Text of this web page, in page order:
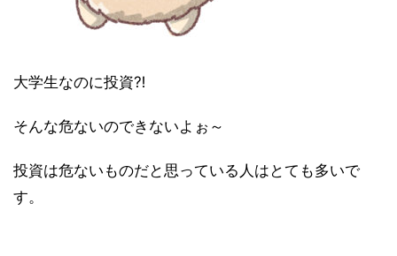
大学生なのに投資⁈
そんな危ないのできないよぉ～
投資は危ないものだと思っている人はとても多いで
す。